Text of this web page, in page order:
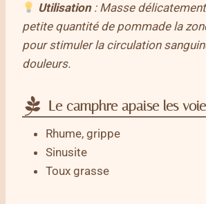
Utilisation: Masse
petite quantité de pommade la
pour stimuler la circulation
douleurs.
Le camphre apaise les
Rhume, grippe
Sinusite
Toux grasse